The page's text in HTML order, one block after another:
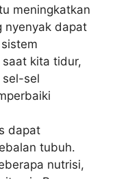
meningkatkan
nyenyak dapat
kita tidur,
sel
dapat
tubuh.
nutrisi,